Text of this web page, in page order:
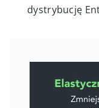
dystrybucję